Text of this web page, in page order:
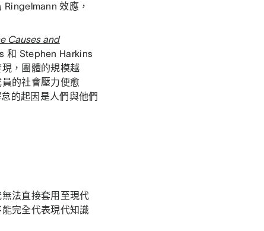
效應，
Causes and
和 Stephen Harkins
，團體的規模越
的社會壓力便愈
怠的起因是人們與他們
法直接套用至現代
完全代表現代知識